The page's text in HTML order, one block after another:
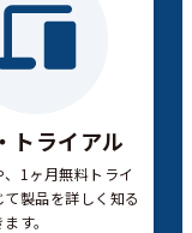
トライアル
1ヶ月無料トライ
て製品を詳しく知る
す。